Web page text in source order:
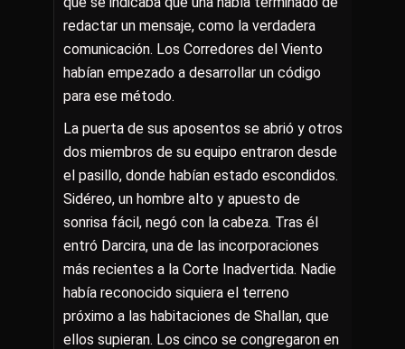
redactar un mensaje, como la verdadera
comunicación. Los Corredores del Viento
habían empezado a desarrollar un código
para ese método.
La puerta de sus aposentos se abrió y otros
dos miembros de su equipo entraron desde
el pasillo, donde habían estado escondidos.
Sidéreo, un hombre alto y apuesto de
sonrisa fácil, negó con la cabeza. Tras él
entró Darcira, una de las incorporaciones
más recientes a la Corte Inadvertida. Nadie
había reconocido siquiera el terreno
próximo a las habitaciones de Shallan, que
ellos supieran. Los cinco se congregaron en